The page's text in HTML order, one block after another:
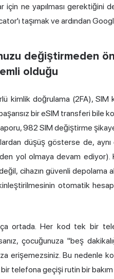
için ne yapılması gerektiğini
taşımak ve ardından
değiştirmeden
olduğu
kimlik doğrulama (2FA), SIM
bir eSIM transferi bile
982 SIM değiştirme
düşüş gösterse de, aynı
yol olmaya devam ediyor).
cihazın güvenli depolama
otomatik
ortada. Her kod tek bir
çocuğunuza "beş
erişemezsiniz. Bu nedenle
telefona geçişi rutin bir bakım